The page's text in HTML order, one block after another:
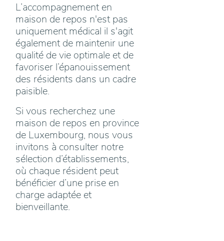
L’accompagnement en
maison de repos n'est pas
uniquement médical il s'agit
également de maintenir une
qualité de vie optimale et de
favoriser l’épanouissement
des résidents dans un cadre
paisible.
Si vous recherchez une
maison de repos en province
de Luxembourg, nous vous
invitons à consulter notre
sélection d’établissements,
où chaque résident peut
bénéficier d’une prise en
charge adaptée et
bienveillante.